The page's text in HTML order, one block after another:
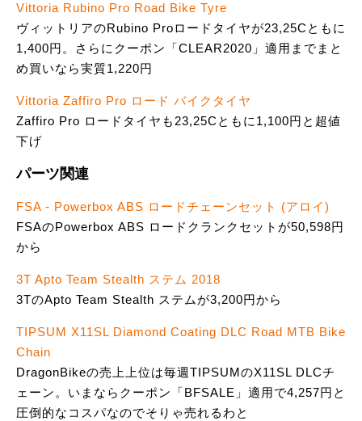
Vittoria Rubino Pro Road Bike Tyre
ヴィットリアのRubino Proロードタイヤが23,25Cともに
1,400円。さらにクーポン「CLEAR2020」適用までまと
め買いなら実質1,220円
Vittoria Zaffiro Pro ロード バイクタイヤ
Zaffiro Pro ロードタイヤも23,25Cともに1,100円と超値
下げ
パーツ関連
FSA - Powerbox ABS ロードチェーンセット (アロイ)
FSAのPowerbox ABS ロードクランクセットが50,598円
から
3T Apto Team Stealth ステム 2018
3TのApto Team Stealth ステムが3,200円から
TIPSUM X11SL Diamond Coating DLC Road MTB Bike
Chain
DragonBikeの売上上位は毎週TIPSUMのX11SL DLCチ
ェーン。いまならクーポン「BFSALE」適用で4,257円と
圧倒的なコスパなのでそりゃ売れるわと